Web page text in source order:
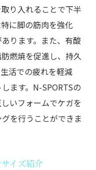
り入れることで下半
に脚の筋肉を強化
ります。また、有酸
燃焼を促進し、持久
活での疲れを軽減
ます。N-SPORTSの
いフォームでケガを
を行うことができま
イズ紹介